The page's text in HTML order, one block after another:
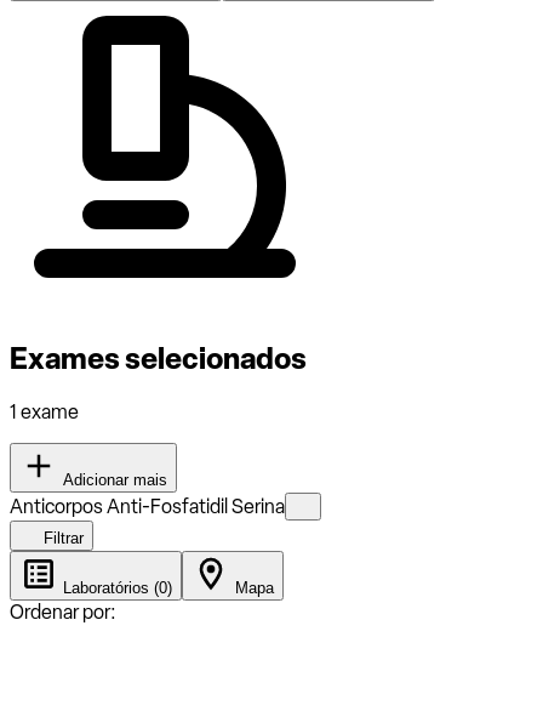
Exames selecionados
1 exame
Adicionar mais
Anticorpos Anti-Fosfatidil Serina
Filtrar
Laboratórios (0) Mapa
Ordenar por: